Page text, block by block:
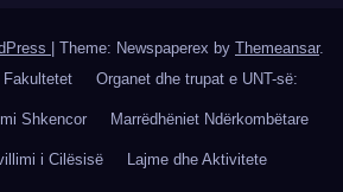
Theme: Newspaperex by Themeansar.
Fakultetet Organet dhe trupat e UNT-së:
Shkencor Marrëdhëniet Ndërkombëtare
i Cilësisë Lajme dhe Aktivitete